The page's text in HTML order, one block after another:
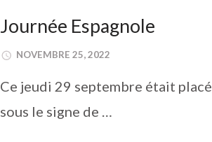
Journée Espagnole
NOVEMBRE 25, 2022
Ce jeudi 29 septembre était placé
sous le signe de …